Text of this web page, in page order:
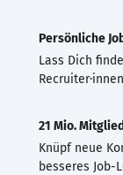
Persönliche
Lass Dich
21 Mio.
Knüpf neue
besseres Job-